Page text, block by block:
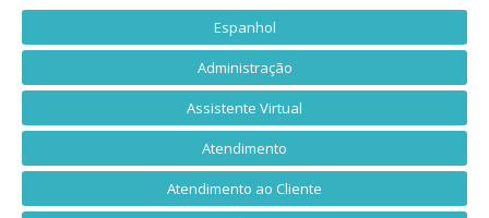
Espanhol
Administração
Assistente Virtual
Atendimento
Atendimento ao Cliente